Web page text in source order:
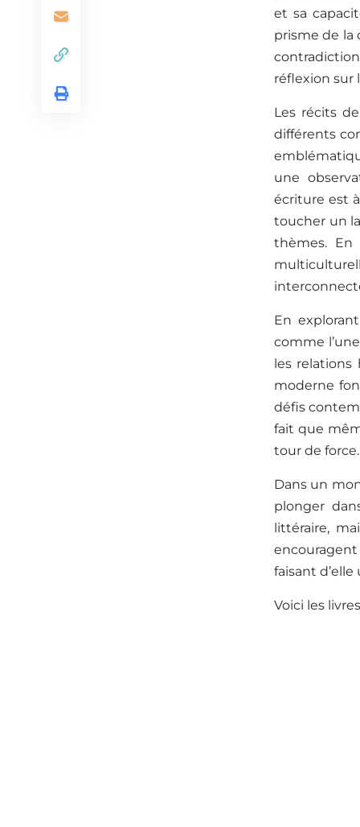
et sa
prisme de la
réflexion sur
Les récits
différents
une
écriture est
toucher un
thèmes. En
En
comme
les relations
moderne
défis
fait que
tour de force.
Dans un
plonger
littéraire,
encouragent
faisant
Voici les